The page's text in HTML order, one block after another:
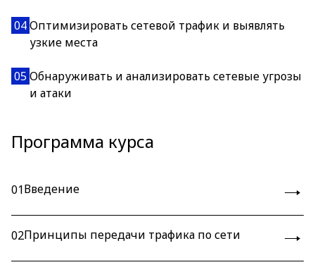
04Оптимизировать сетевой трафик и выявлять
узкие места
05Обнаруживать и анализировать сетевые угрозы
и атаки
Программа курса
01Введение
02Принципы передачи трафика по сети